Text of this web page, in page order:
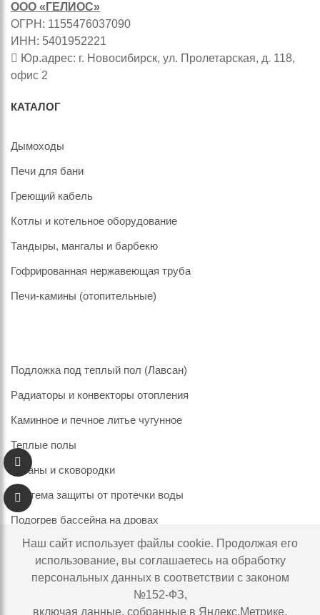
ООО «ГЕЛИОС»
ОГРН: 1155476037090
ИНН: 5401952221
Юр.адрес: г. Новосибирск, ул. Пролетарская, д. 118,
офис 2
КАТАЛОГ
Дымоходы
Печи для бани
Греющий кабель
Котлы и котельное оборудование
Тандыры, мангалы и барбекю
Гофрированная нержавеющая труба
Печи-камины (отопительные)
Подложка под теплый пол (Лавсан)
Радиаторы и конвекторы отопления
Каминное и печное литье чугунное
Теплые полы
Казаны и сковородки
Система защиты от протечки воды
Подогрев бассейна на дровах
Информация на сайте не является публичной офертой.
Наличие и цены товара могут меняться, просьба
Наш сайт использует файлы cookie. Продолжая его
использование, вы соглашаетесь на обработку
персональных данных в соответствии с законом
№152-ФЗ,
включая данные, собранные в Яндекс.Метрике.